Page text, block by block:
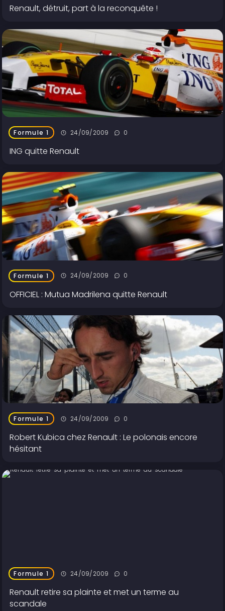
Renault, détruit, part à la reconquête !
Formule 1 24/09/2009 0
ING quitte Renault
Formule 1 24/09/2009 0
OFFICIEL : Mutua Madrilena quitte Renault
Formule 1 24/09/2009 0
Robert Kubica chez Renault : Le polonais encore
hésitant
Formule 1 24/09/2009 0
Renault retire sa plainte et met un terme au
scandale